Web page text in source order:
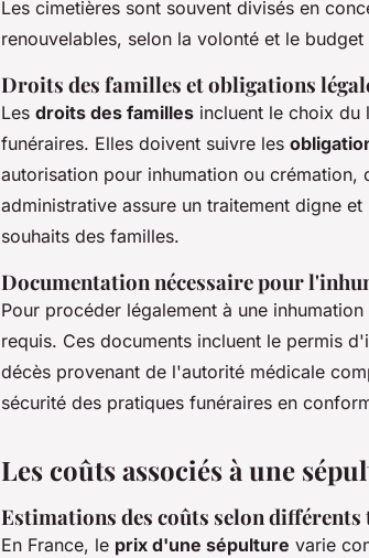
Les cimetières sont souvent divisés en
renouvelables, selon la volonté et le
Droits des familles et obligations
Les droits des familles incluent le choix du
funéraires. Elles doivent suivre les
autorisation pour inhumation ou crémation,
administrative assure un traitement digne
souhaits des familles.
Documentation nécessaire pour
Pour procéder légalement à une
requis. Ces documents incluent le permis
décès provenant de l'autorité médicale
sécurité des pratiques funéraires en
Les coûts associés à une
Estimations des coûts selon différents
En France, le prix d'une sépulture varie